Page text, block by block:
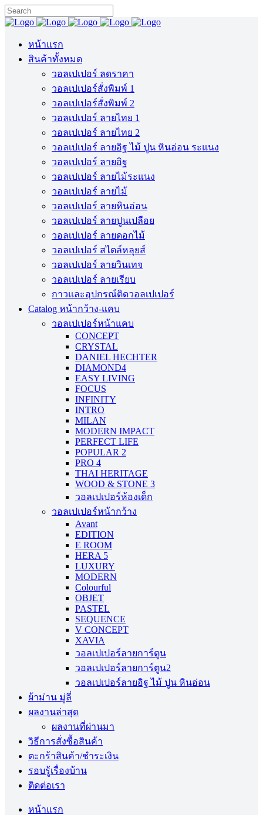
หน้าแรก
สินค้าทั้งหมด
วอลเปเปอร์ ลดราคา
วอลเปเปอร์สั่งพิมพ์ 1
วอลเปเปอร์สั่งพิมพ์ 2
วอลเปเปอร์ ลายไทย 1
วอลเปเปอร์ ลายไทย 2
วอลเปเปอร์ ลายอิฐ ไม้ ปูน หินอ่อน ระแนง
วอลเปเปอร์ ลายอิฐ
วอลเปเปอร์ ลายไม้ระแนง
วอลเปเปอร์ ลายไม้
วอลเปเปอร์ ลายหินอ่อน
วอลเปเปอร์ ลายปูนเปลือย
วอลเปเปอร์ ลายดอกไม้
วอลเปเปอร์ สไตล์หลุยส์
วอลเปเปอร์ ลายวินเทจ
วอลเปเปอร์ ลายเรียบ
กาวและอุปกรณ์ติดวอลเปเปอร์
Catalog หน้ากว้าง-แคบ
วอลเปเปอร์หน้าแคบ
CONCEPT
CRYSTAL
DANIEL HECHTER
DIAMOND4
EASY LIVING
FOCUS
INFINITY
INTRO
MILAN
MODERN IMPACT
PERFECT LIFE
POPULAR 2
PRO 4
THAI HERITAGE
WOOD & STONE 3
วอลเปเปอร์ห้องเด็ก
วอลเปเปอร์หน้ากว้าง
Avant
EDITION
E ROOM
HERA 5
LUXURY
MODERN
Colourful
OBJET
PASTEL
SEQUENCE
V CONCEPT
XAVIA
วอลเปเปอร์ลายการ์ตูน
วอลเปเปอร์ลายการ์ตูน2
วอลเปเปอร์ลายอิฐ ไม้ ปูน หินอ่อน
ผ้าม่าน มู่ลี่
ผลงานล่าสุด
ผลงานที่ผ่านมา
วิธีการสั่งซื้อสินค้า
ตะกร้าสินค้า/ชำระเงิน
รอบรู้เรื่องบ้าน
ติดต่อเรา
หน้าแรก